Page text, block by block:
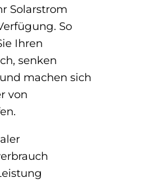
Solarstrom
So
Ihren
senken
machen sich
von